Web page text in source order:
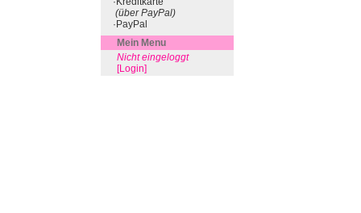
(über PayPal)
·PayPal
Mein Menu
Nicht eingeloggt
[Login]